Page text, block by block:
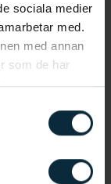
sociala medier
med.
med annan
som de har
bettskenor
i 12 år.
inspirerats
är väldigt